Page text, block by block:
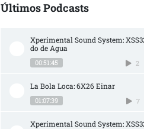
Últimos Podcasts
Xperimental Sound System:
do de Agua
00:51:45 2
La Bola Loca: 6X26 Einar
01:07:39 7
Xperimental Sound System: